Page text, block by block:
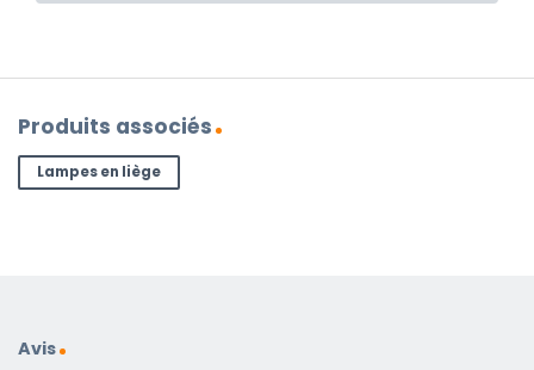
Produits associés
Lampes en liège
Avis